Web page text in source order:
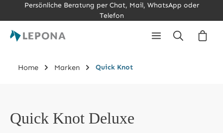
Zum Hauptinhalt springen
Persönliche Beratung per Chat, Mail, WhatsApp oder
Telefon
Home Marken Quick Knot
Quick Knot Deluxe